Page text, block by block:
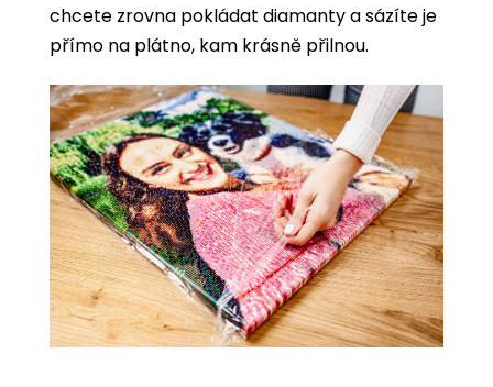
chcete zrovna pokládat diamanty a sázíte je
přímo na plátno, kam krásně přilnou.